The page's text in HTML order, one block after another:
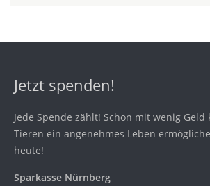
Jetzt spenden!
Jede Spende zählt! Schon mit wenig Geld
Tieren ein angenehmes Leben
heute!
Sparkasse Nürnberg